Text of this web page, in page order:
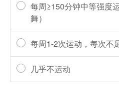
每周≥150分钟中等强度
舞）
每周1-2次运动，每次不
几乎不运动